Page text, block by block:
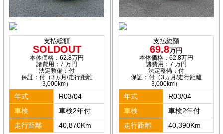
支払総額
SOLDOUT
本体価格：62.8万円
諸費用：7 万円
法定整備：付
保証：付（3ヵ月/走行距離
3,000km）
年式
R03/04
車検
車検2年付
走行距離
40,870Km
支払総額
69.8万円
本体価格：62.8万円
諸費用：7 万円
法定整備：付
保証：付（3ヵ月/走行距離
3,000km）
年式
R03/04
車検
車検2年付
走行距離
40,390Km